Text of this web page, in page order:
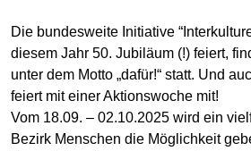
Die bundesweite Initiative
diesem Jahr 50. Jubiläum (!) feiert,
unter dem Motto „dafür!“ statt. Und
feiert mit einer Aktionswoche mit!
Vom 18.09. – 02.10.2025 wird ein
Bezirk Menschen die Möglichkeit